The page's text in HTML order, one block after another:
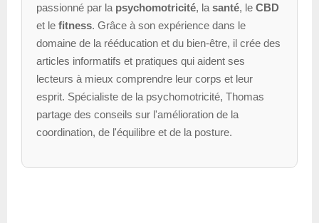
passionné par la psychomotricité, la santé, le CBD
et le fitness. Grâce à son expérience dans le
domaine de la rééducation et du bien-être, il crée des
articles informatifs et pratiques qui aident ses
lecteurs à mieux comprendre leur corps et leur
esprit. Spécialiste de la psychomotricité, Thomas
partage des conseils sur l'amélioration de la
coordination, de l'équilibre et de la posture.